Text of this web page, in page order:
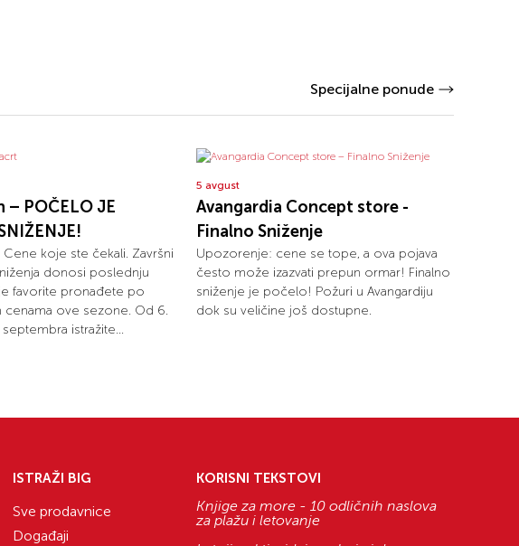
Specijalne ponude
– POČELO JE
Cene koje ste čekali. Završni
donosi poslednju
favorite pronađete po
cenama ove sezone. Od 6.
istražite...
5 avgust
Avangardia Concept store -
Finalno Sniženje
Upozorenje: cene se tope, a ova pojava
često može izazvati prepun ormar! Finalno
sniženje je počelo! Požuri u Avangardiju
dok su veličine još dostupne.
ISTRAŽI BIG
Sve prodavnice
Događaji
KORISNI TEKSTOVI
Knjige za more - 10 odličnih naslova
za plažu i letovanje